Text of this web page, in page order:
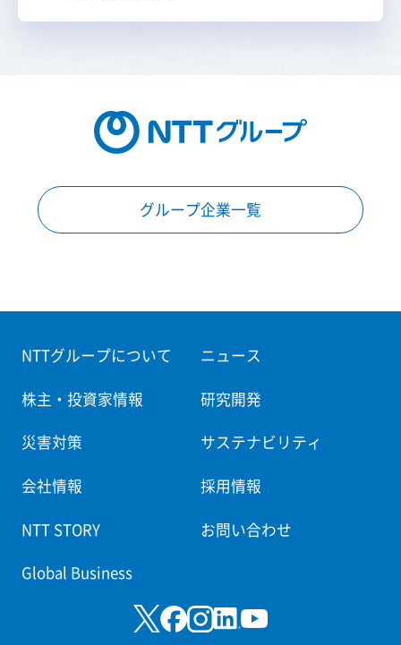
グループ企業一覧
NTTグループについて ニュース
株主・投資家情報 研究開発
災害対策 サステナビリティ
会社情報 採用情報
NTT STORY お問い合わせ
Global Business